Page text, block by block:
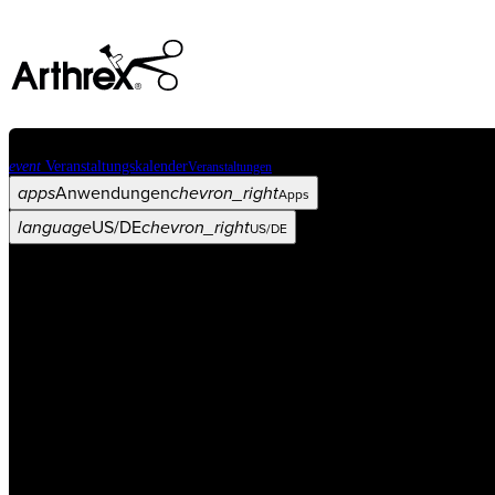
event VeranstaltungskalenderVeranstaltungen
appsAnwendungenchevron_rightApps
languageUS/DEchevron_rightUS/DE